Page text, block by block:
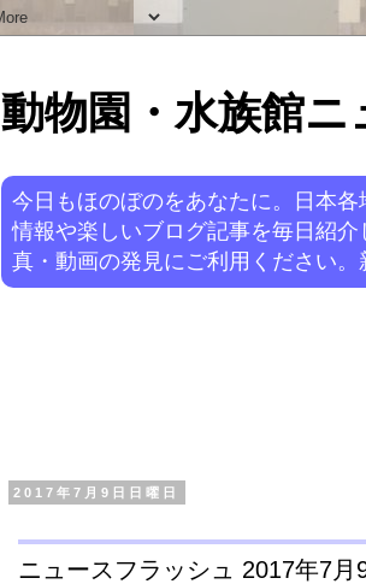
動物園・水族館ニ
今日もほのぼのをあなたに。日本
情報や楽しいブログ記事を毎日紹
真・動画の発見にご利用ください
2017年7月9日日曜日
ニュースフラッシュ 2017年7月